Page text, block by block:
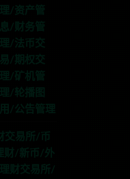
/资产管
/财务管
/法币交
/期权交
/矿机管
/轮播图
/公告管理
交易所/币
财/新币/外
财交易所/